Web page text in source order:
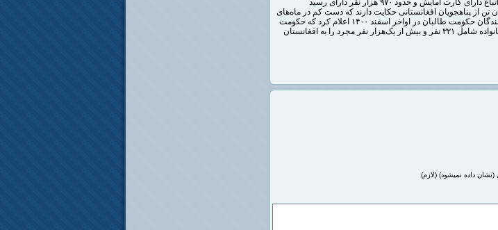
از پناهجویان افغانستانی حکایت دارند که دست کم در ماه‌های
اخیر رد مرز شده‌اند. وزارت مهاجران و عودت‌کنندگان حکومت طالبان در اواخر اسفند ۱۴۰۰ اعلام کرد که حکومت
ایران تنها طی یک روز، ۲ هزار نفر از جمله ۷۳ خانواده شامل ۳۲۱ نفر و بیش از یک‌هزار نفر مجرد را به افغانستان
(نشان داده نمیشود) (لازم)